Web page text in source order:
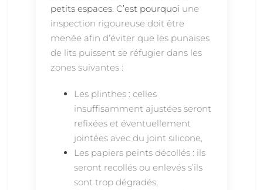
petits espaces. C’est pourquoi une
inspection rigoureuse doit être
menée afin d’éviter que les punaises
de lits puissent se réfugier dans les
zones suivantes :
Les plinthes : celles
insuffisamment ajustées seront
refixées et éventuellement
jointées avec du joint silicone,
Les papiers peints décollés : ils
seront recollés ou enlevés s’ils
sont trop dégradés,